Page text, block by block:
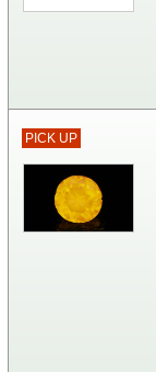
PICK UP